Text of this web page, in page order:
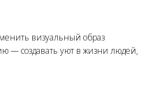
визуальный образ
— создавать уют в жизни людей,